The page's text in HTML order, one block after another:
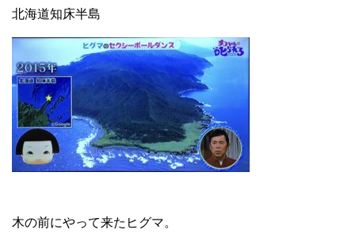
北海道知床半島
木の前にやって来たヒグマ。